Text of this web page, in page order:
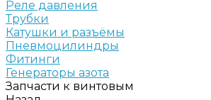
Реле давления
Трубки
Катушки и разъёмы
Пневмоцилиндры
Фитинги
Генераторы азота
Запчасти к винтовым